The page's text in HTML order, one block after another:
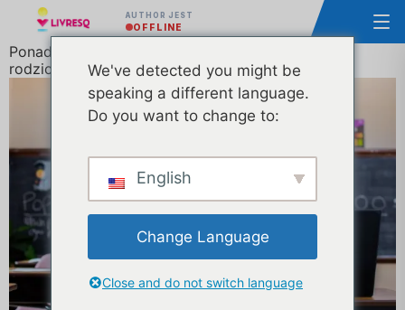
AUTHOR JEST
OFFLINE
Ponad 2 miliony rumuńskich nauczycieli, uczniów i
rodziców korzysta z rozwiązań AI firmy Microsoft
We've detected you might be
speaking a different language.
Do you want to change to:
English
Change Language
Close and do not switch language